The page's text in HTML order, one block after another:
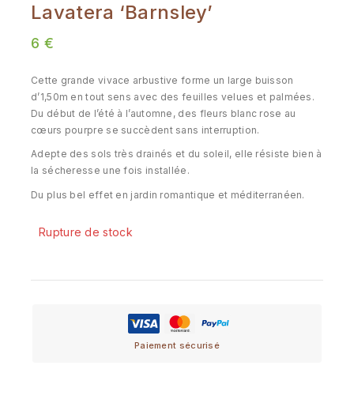
Lavatera ‘Barnsley’
6 €
Cette grande vivace arbustive forme un large buisson
d’1,50m en tout sens avec des feuilles velues et palmées.
Du début de l’été à l’automne, des fleurs blanc rose au
cœurs pourpre se succèdent sans interruption.
Adepte des sols très drainés et du soleil, elle résiste bien à
la sécheresse une fois installée.
Du plus bel effet en jardin romantique et méditerranéen.
Rupture de stock
Paiement sécurisé